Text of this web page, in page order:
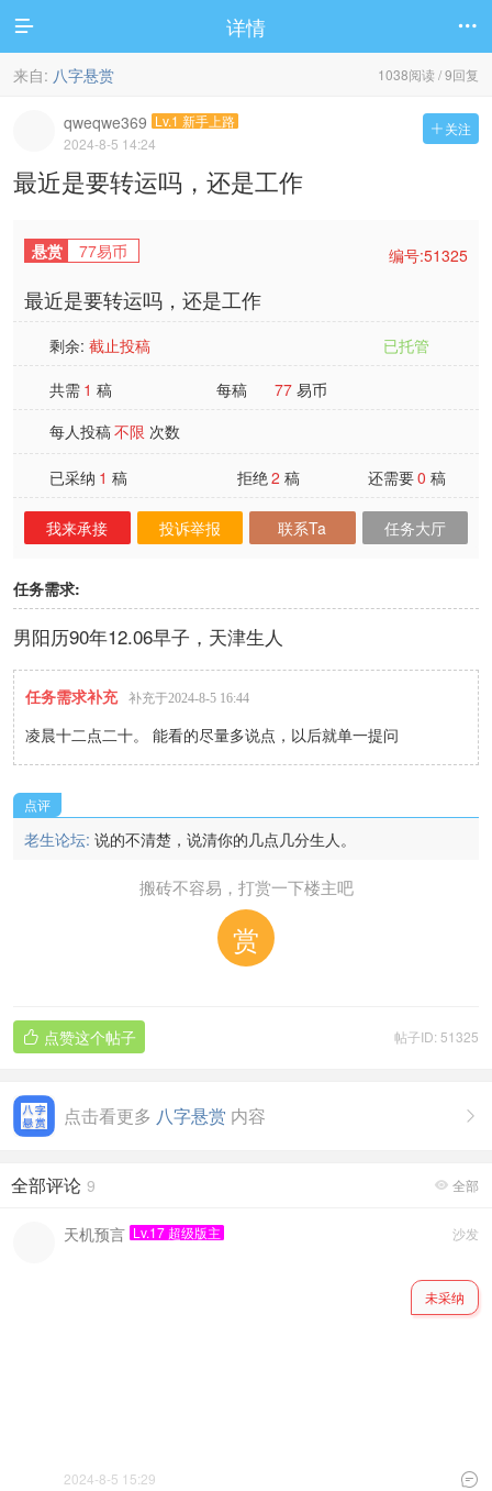
 详情 
1038阅读 / 9回复
来自: 八字悬赏
 关注
qweqwe369 Lv.1 新手上路
2024-8-5 14:24
最近是要转运吗，还是工作
编号:51325
悬赏 77易币
最近是要转运吗，还是工作
剩余: 截止投稿
已托管
共需 1 稿 每稿 77 易币
每人投稿不限 次数
已采纳 1 稿 拒绝2 稿 还需要0 稿
我来承接 投诉举报 联系Ta 任务大厅
任务需求:
男阳历90年12.06早子，天津生人
任务需求补充 补充于2024-8-5 16:44
凌晨十二点二十。 能看的尽量多说点，以后就单一提问
点评
老生论坛: 说的不清楚，说清你的几点几分生人。
搬砖不容易，打赏一下楼主吧
赏
帖子ID: 51325
 点赞这个帖子

点击看更多 八字悬赏 内容
 全部
全部评论 9
沙发
天机预言 Lv.17 超级版主
未采纳

2024-8-5 15:29